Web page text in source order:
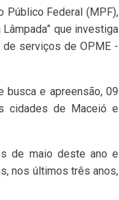
Público Federal (MPF),
que investiga
serviços de OPME -
busca e apreensão, 09
cidades de Maceió e
de maio deste ano e
nos últimos três anos,